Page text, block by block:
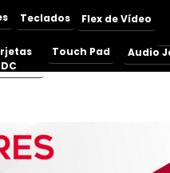
Audio
Flex de Vídeo
Teclados
DC
Touch Pad